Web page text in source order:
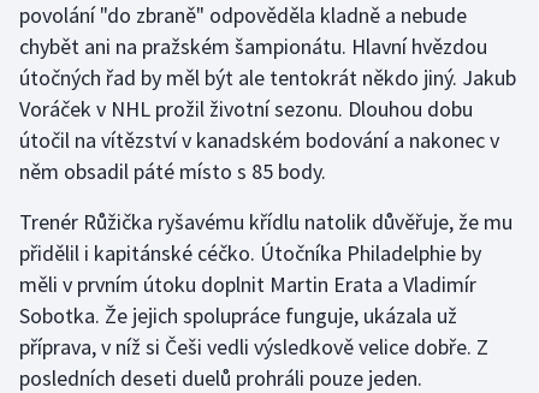
Short track
Sportovní střelba
Stolní tenis
Triatlon
Veslování
Vodní slalom
Volejbal
povolání "do zbraně" odpověděla kladně a nebude
chybět ani na pražském šampionátu. Hlavní hvězdou
útočných řad by měl být ale tentokrát někdo jiný. Jakub
Voráček v NHL prožil životní sezonu. Dlouhou dobu
útočil na vítězství v kanadském bodování a nakonec v
něm obsadil páté místo s 85 body.
Trenér Růžička ryšavému křídlu natolik důvěřuje, že mu
přidělil i kapitánské céčko. Útočníka Philadelphie by
měli v prvním útoku doplnit Martin Erata a Vladimír
Sobotka. Že jejich spolupráce funguje, ukázala už
příprava, v níž si Češi vedli výsledkově velice dobře. Z
posledních deseti duelů prohráli pouze jeden.